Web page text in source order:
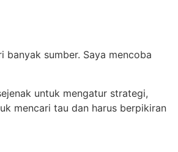
sumber. Saya mencoba
untuk mengatur strategi,
mencari tau dan harus berpikiran